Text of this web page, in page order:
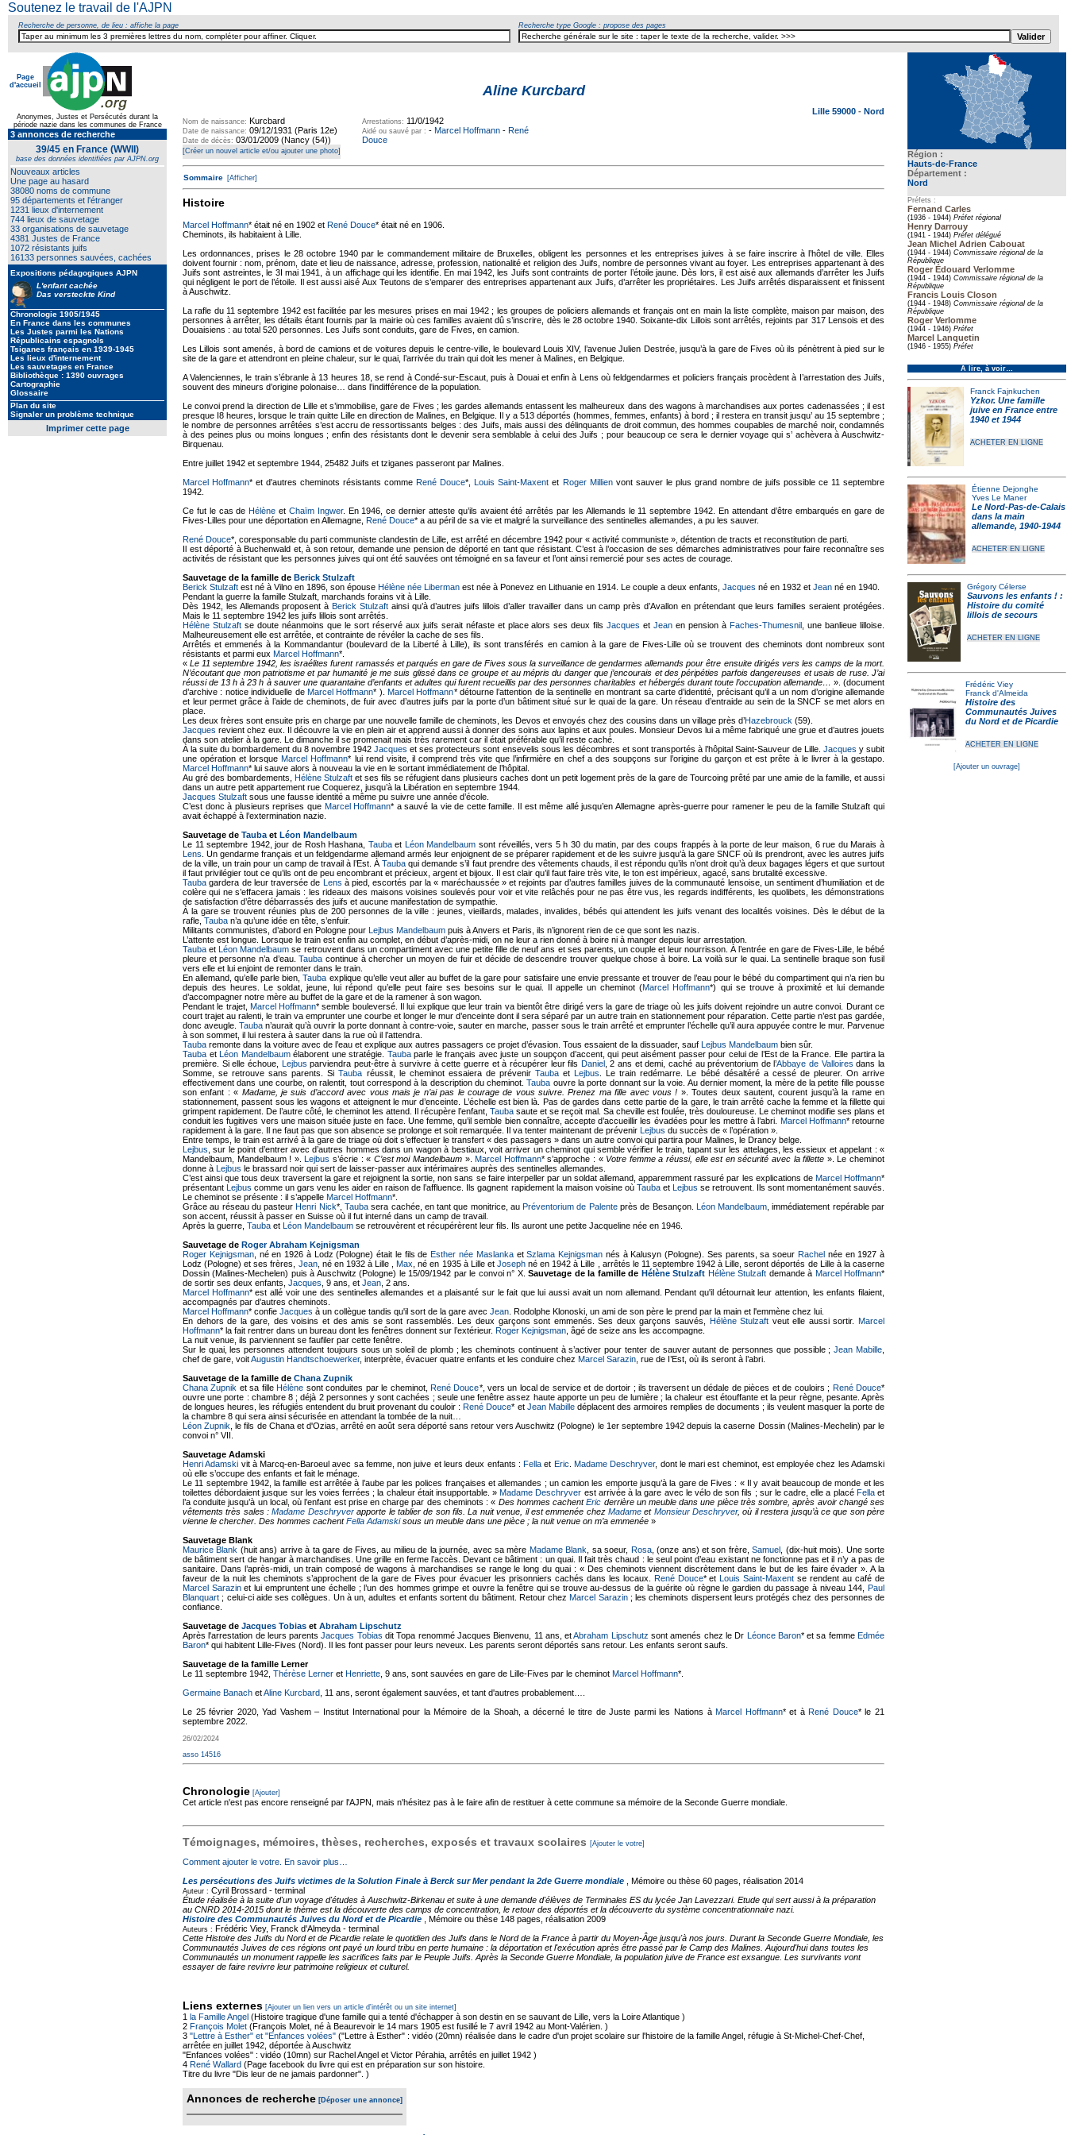
Soutenez le travail de l'AJPN
Recherche de personne, de lieu : affiche la page Recherche type Google : propose des pages
Page
d'accueil
Anonymes, Justes et Persécutés durant la
période nazie dans les communes de France
3 annonces de recherche
39/45 en France (WWII)
base des données identifiées par AJPN.org
Nouveaux articles
Une page au hasard
38080 noms de commune
95 départements et l'étranger
1231 lieux d'internement
744 lieux de sauvetage
33 organisations de sauvetage
4381 Justes de France
1072 résistants juifs
16133 personnes sauvées, cachées
Expositions pédagogiques AJPN
L'enfant cachée
Das versteckte Kind
Chronologie 1905/1945
En France dans les communes
Les Justes parmi les Nations
Républicains espagnols
Tsiganes français en 1939-1945
Les lieux d'internement
Les sauvetages en France
Bibliothèque : 1390 ouvrages
Cartographie
Glossaire
Plan du site
Signaler un problème technique
Imprimer cette page
Région :
Hauts-de-France
Département :
Nord
Préfets :
Fernand Carles
(1936 - 1944) Préfet régional
Henry Darrouy
(1941 - 1944) Préfet délégué
Jean Michel Adrien Cabouat
(1944 - 1944) Commissaire régional de la
République
Roger Édouard Verlomme
(1944 - 1944) Commissaire régional de la
République
Francis Louis Closon
(1944 - 1948) Commissaire régional de la
République
Roger Verlomme
(1944 - 1946) Préfet
Marcel Lanquetin
(1946 - 1955) Préfet
À lire, à voir…
Franck Fajnkuchen
Yzkor. Une famille
juive en France entre
1940 et 1944
ACHETER EN LIGNE
Étienne Dejonghe
Yves Le Maner
Le Nord-Pas-de-Calais
dans la main
allemande, 1940-1944
ACHETER EN LIGNE
Grégory Célerse
Sauvons les enfants ! :
Histoire du comité
lillois de secours
ACHETER EN LIGNE
Frédéric Viey
Franck d'Almeida
Histoire des
Communautés Juives
du Nord et de Picardie
ACHETER EN LIGNE
[Ajouter un ouvrage]
Aline Kurcbard
Lille 59000 - Nord
Nom de naissance: Kurcbard
Date de naissance: 09/12/1931 (Paris 12e)
Date de décès: 03/01/2009 (Nancy (54))
Arrestations: 11/0/1942
Aidé ou sauvé par : - Marcel Hoffmann - René
Douce
[Créer un nouvel article et/ou ajouter une photo]
Sommaire [Afficher]
Histoire
Marcel Hoffmann* était né en 1902 et René Douce* était né en 1906.
Cheminots, ils habitaient à Lille.
Les ordonnances, prises le 28 octobre 1940 par le commandement militaire de Bruxelles, obligent les personnes et les entreprises juives à se faire inscrire à l’hôtel de ville. Elles
doivent fournir : nom, prénom, date et lieu de naissance, adresse, profession, nationalité et religion des Juifs, nombre de personnes vivant au foyer. Les entreprises appartenant à des
Juifs sont astreintes, le 3I mai 1941, à un affichage qui les identifie. En mai 1942, les Juifs sont contraints de porter l’étoile jaune. Dès lors, il est aisé aux allemands d’arrêter les Juifs
qui négligent le port de l’étoile. Il est aussi aisé Aux Teutons de s’emparer des entreprises appartenant aux Juifs, d’arrêter les propriétaires. Les Juifs arrêtés disparaissent et finissent
à Auschwitz.
La rafle du 11 septembre 1942 est facilitée par les mesures prises en mai 1942 ; les groupes de policiers allemands et français ont en main Ia liste complète, maison par maison, des
personnes à arrêter, les détails étant fournis par la mairie où ces familles avaient dû s’inscrire, dès le 28 octobre 1940. Soixante-dix Lillois sont arrêtés, rejoints par 317 Lensois et des
Douaisiens : au total 520 personnes. Les Juifs sont conduits, gare de Fives, en camion.
Les Lillois sont amenés, à bord de camions et de voitures depuis le centre-ville, le boulevard Louis XIV, l’avenue Julien Destrée, jusqu’à la gare de Fives où ils pénètrent à pied sur le
site de la gare et attendront en pleine chaleur, sur le quai, l’arrivée du train qui doit les mener à Malines, en Belgique.
A Valenciennes, le train s’ébranle à 13 heures 18, se rend à Condé-sur-Escaut, puis à Douai et enfin à Lens où feldgendarmes et policiers français procèdent à I’arrestation des Juifs,
souvent des mineurs d’origine polonaise… dans l’indifférence de la population.
Le convoi prend la direction de Lille et s’immobilise, gare de Fives ; les gardes allemands entassent les malheureux dans des wagons à marchandises aux portes cadenassées ; il est
presque I8 heures, lorsque Ie train quitte Lille en direction de Malines, en Belgique. Il y a 513 déportés (hommes, femmes, enfants) à bord ; il restera en transit jusqu’ au 15 septembre ;
le nombre de personnes arrêtées s’est accru de ressortissants belges : des Juifs, mais aussi des délinquants de droit commun, des hommes coupables de marché noir, condamnés
à des peines plus ou moins longues ; enfin des résistants dont le devenir sera semblable à celui des Juifs ; pour beaucoup ce sera le dernier voyage qui s’ achèvera à Auschwitz-
Birquenau.
Entre juillet 1942 et septembre 1944, 25482 Juifs et tziganes passeront par Malines.
Marcel Hoffmann* et d'autres cheminots résistants commeRené Douce*,Louis Saint-Maxent et Roger Millienvont sauver le plus grand nombre de juifs possible ce 11 septembre
1942.
Ce fut le cas deHélène et Chaïm Ingwer. En 1946, ce dernier atteste qu’ils avaient été arrêtés par les Allemands le 11 septembre 1942. En attendant d’être embarqués en gare de
Fives-Lilles pour une déportation en Allemagne, René Douce* a au péril de sa vie et malgré la surveillance des sentinelles allemandes, a pu les sauver.
René Douce*, coresponsable du parti communiste clandestin de Lille, est arrêté en décembre 1942 pour « activité communiste », détention de tracts et reconstitution de parti.
Il est déporté à Buchenwald et, à son retour, demande une pension de déporté en tant que résistant. C’est à l’occasion de ses démarches administratives pour faire reconnaître ses
activités de résistant que les personnes juives qui ont été sauvées ont témoigné en sa faveur et l’ont ainsi remercié pour ses actes de courage.
Sauvetage de la famille de Berick Stulzaft
Berick Stulzaft est né à Vilno en 1896, son épouse Hélène née Liberman est née à Ponevez en Lithuanie en 1914. Le couple a deux enfants, Jacques né en 1932 et Jean né en 1940.
Pendant la guerre la famille Stulzaft, marchands forains vit à Lille.
Dès 1942, les Allemands proposent àBerick Stulzaftainsi qu’à d’autres juifs lillois d’aller travailler dans un camp près d’Avallon en prétendant que leurs familles seraient protégées.
Mais le 11 septembre 1942 les juifs lillois sont arrêtés.
Hélène Stulzaftse doute néanmoins que le sort réservé aux juifs serait néfaste et place alors ses deux filsJacques etJean en pension àFaches-Thumesnil , une banlieue lilloise.
Malheureusement elle est arrêtée, et contrainte de révéler la cache de ses fils.
Arrêtés et emmenés à la Kommandantur (boulevard de la Liberté à Lille), ils sont transférés en camion à la gare de Fives-Lille où se trouvent des cheminots dont nombreux sont
résistants et parmi eux Marcel Hoffmann*.
«Le 11 septembre 1942, les israélites furent ramassés et parqués en gare de Fives sous la surveillance de gendarmes allemands pour être ensuite dirigés vers les camps de la mort.
N’écoutant que mon patriotisme et par humanité je me suis glissé dans ce groupe et au mépris du danger que j’encourais et des péripéties parfois dangereuses et usais de ruse. J’ai
réussi de 13 h à 23 h à sauver une quarantaine d’enfants et adultes qui furent recueillis par des personnes charitables et hébergés durant toute l’occupation allemande… ». (document
d’archive : notice individuelle de Marcel Hoffmann* ).Marcel Hoffmann* détourne l’attention de la sentinelle en montrant sa carte d’identité, précisant qu’il a un nom d’origine allemande
et leur permet grâce à l’aide de cheminots, de fuir avec d’autres juifs par la porte d’un bâtiment situé sur le quai de la gare. Un réseau d’entraide au sein de la SNCF se met alors en
place.
Les deux frères sont ensuite pris en charge par une nouvelle famille de cheminots, les Devos et envoyés chez des cousins dans un village près d’Hazebrouck (59).
Jacques revient chez eux. Il découvre la vie en plein air et apprend aussi à donner des soins aux lapins et aux poules. Monsieur Devos lui a même fabriqué une grue et d’autres jouets
dans son atelier à la gare. Le dimanche il se promenait mais très rarement car il était préférable qu’il reste caché.
À la suite du bombardement du 8 novembre 1942Jacques et ses protecteurs sont ensevelis sous les décombres et sont transportés à l’hôpital Saint-Sauveur de Lille. Jacques y subit
une opération et lorsqueMarcel Hoffmann* lui rend visite, il comprend très vite que l’infirmière en chef a des soupçons sur l’origine du garçon et est prête à le livrer à la gestapo.
Marcel Hoffmann* lui sauve alors à nouveau la vie en le sortant immédiatement de l’hôpital.
Au gré des bombardements, Hélène Stulzaft et ses fils se réfugient dans plusieurs caches dont un petit logement près de la gare de Tourcoing prêté par une amie de la famille, et aussi
dans un autre petit appartement rue Coquerez, jusqu’à la Libération en septembre 1944.
Jacques Stulzaft sous une fausse identité a même pu suivre une année d’école.
C’est donc à plusieurs reprises que Marcel Hoffmann* a sauvé la vie de cette famille. Il est même allé jusqu’en Allemagne après-guerre pour ramener le peu de la famille Stulzaft qui
avait échappé à l’extermination nazie.
Sauvetage de Tauba et Léon Mandelbaum
Le 11 septembre 1942, jour de Rosh Hashana, Taubaet Léon Mandelbaum sont réveillés, vers 5 h 30 du matin, par des coups frappés à la porte de leur maison, 6 rue du Marais à
Lens . Un gendarme français et un feldgendarme allemand armés leur enjoignent de se préparer rapidement et de les suivre jusqu’à la gare SNCF où ils prendront, avec les autres juifs
de la ville, un train pour un camp de travail à l’Est. ÀTauba qui demande s’il faut prendre des vêtements chauds, il est répondu qu’ils n’ont droit qu’à deux bagages légers et que surtout
il faut privilégier tout ce qu’ils ont de peu encombrant et précieux, argent et bijoux. Il est clair qu’il faut faire très vite, le ton est impérieux, agacé, sans brutalité excessive.
Tauba gardera de leur traversée de Lens à pied, escortés par la « maréchaussée » et rejoints par d’autres familles juives de la communauté lensoise, un sentiment d’humiliation et de
colère qui ne s’effacera jamais : les rideaux des maisons voisines soulevés pour voir et vite relâchés pour ne pas être vus, les regards indifférents, les quolibets, les démonstrations
de satisfaction d’être débarrassés des juifs et aucune manifestation de sympathie.
À la gare se trouvent réunies plus de 200 personnes de la ville : jeunes, vieillards, malades, invalides, bébés qui attendent les juifs venant des localités voisines. Dès le début de la
rafle, Tauba n’a qu’une idée en tête, s’enfuir.
Militants communistes, d’abord en Pologne pour Lejbus Mandelbaum puis à Anvers et Paris, ils n’ignorent rien de ce que sont les nazis.
L’attente est longue. Lorsque le train est enfin au complet, en début d’après-midi, on ne leur a rien donné à boire ni à manger depuis leur arrestation.
Tauba etLéon Mandelbaum se retrouvent dans un compartiment avec une petite fille de neuf ans et ses parents, un couple et leur nourrisson. À l’entrée en gare de Fives-Lille, le bébé
pleure et personne n’a d’eau.Tauba continue à chercher un moyen de fuir et décide de descendre trouver quelque chose à boire. La voilà sur le quai. La sentinelle braque son fusil
vers elle et lui enjoint de remonter dans le train.
En allemand, qu’elle parle bien,Tauba explique qu’elle veut aller au buffet de la gare pour satisfaire une envie pressante et trouver de l’eau pour le bébé du compartiment qui n’a rien bu
depuis des heures. Le soldat, jeune, lui répond qu’elle peut faire ses besoins sur le quai. Il appelle un cheminot (Marcel Hoffmann*) qui se trouve à proximité et lui demande
d’accompagner notre mère au buffet de la gare et de la ramener à son wagon.
Pendant le trajet, Marcel Hoffmann* semble bouleversé. Il lui explique que leur train va bientôt être dirigé vers la gare de triage où les juifs doivent rejoindre un autre convoi. Durant ce
court trajet au ralenti, le train va emprunter une courbe et longer le mur d’enceinte dont il sera séparé par un autre train en stationnement pour réparation. Cette partie n’est pas gardée,
donc aveugle.Tauba n’aurait qu’à ouvrir la porte donnant à contre-voie, sauter en marche, passer sous le train arrêté et emprunter l’échelle qu’il aura appuyée contre le mur. Parvenue
à son sommet, il lui restera à sauter dans la rue où il l’attendra.
Tauba remonte dans la voiture avec de l’eau et explique aux autres passagers ce projet d’évasion. Tous essaient de la dissuader, sauf Lejbus Mandelbaum bien sûr.
Tauba etLéon Mandelbaumélaborent une stratégie. Taubaparle le français avec juste un soupçon d’accent, qui peut aisément passer pour celui de l’Est de la France. Elle partira la
première. Si elle échoue, Lejbus parviendra peut-être à survivre à cette guerre et à récupérer leur fils Daniel, 2 ans et demi, caché au préventorium de l’Abbaye de Valloires dans la
Somme, se retrouve sans parents. SiTauba réussit, le cheminot essaiera de prévenir TaubaetLejbus . Le train redémarre. Le bébé désaltéré a cessé de pleurer. On arrive
effectivement dans une courbe, on ralentit, tout correspond à la description du cheminot.Tauba ouvre la porte donnant sur la voie. Au dernier moment, la mère de la petite fille pousse
son enfant : « Madame, je suis d’accord avec vous mais je n’ai pas le courage de vous suivre. Prenez ma fille avec vous ! ». Toutes deux sautent, courent jusqu’à la rame en
stationnement, passent sous les wagons et atteignent le mur d’enceinte. L’échelle est bien là. Pas de gardes dans cette partie de la gare, le train arrêté cache la femme et la fillette qui
grimpent rapidement. De l’autre côté, le cheminot les attend. Il récupère l’enfant, Tauba saute et se reçoit mal. Sa cheville est foulée, très douloureuse. Le cheminot modifie ses plans et
conduit les fugitives vers une maison située juste en face. Une femme, qu’il semble bien connaître, accepte d’accueillir les évadées pour les mettre à l’abri. Marcel Hoffmann* retourne
rapidement à la gare. Il ne faut pas que son absence se prolonge et soit remarquée. Il va tenter maintenant de prévenir Lejbus du succès de « l’opération ».
Entre temps, le train est arrivé à la gare de triage où doit s’effectuer le transfert « des passagers » dans un autre convoi qui partira pour Malines, le Drancy belge.
Lejbus , sur le point d’entrer avec d’autres hommes dans un wagon à bestiaux, voit arriver un cheminot qui semble vérifier le train, tapant sur les attelages, les essieux et appelant : «
Mandelbaum, Mandelbaum ! ».Lejbus s’écrie : « C’est moi Mandelbaum ».Marcel Hoffmann* s’approche : « Votre femme a réussi, elle est en sécurité avec la fillette ». Le cheminot
donne à Lejbus le brassard noir qui sert de laisser-passer aux intérimaires auprès des sentinelles allemandes.
C’est ainsi que tous deux traversent la gare et rejoignent la sortie, non sans se faire interpeller par un soldat allemand, apparemment rassuré par les explications de Marcel Hoffmann*
présentantLejbus comme un gars venu les aider en raison de l’affluence. Ils gagnent rapidement la maison voisine où Taubaet Lejbus se retrouvent. Ils sont momentanément sauvés.
Le cheminot se présente : il s’appelle Marcel Hoffmann*.
Grâce au réseau du pasteurHenri Nick*, Taubasera cachée, en tant que monitrice, auPréventorium de Palenteprès de Besançon. Léon Mandelbaum , immédiatement repérable par
son accent, réussit à passer en Suisse où il fut interné dans un camp de travail.
Après la guerre, Tauba et Léon Mandelbaum se retrouvèrent et récupérèrent leur fils. Ils auront une petite Jacqueline née en 1946.
Sauvetage de Roger Abraham Kejnigsman
Roger Kejnigsman, né en 1926 à Lodz (Pologne) était le fils deEsther née MaslankaetSzlama Kejnigsman nés à Kalusyn (Pologne). Ses parents, sa soeur Rachel née en 1927 à
Lodz (Pologne) et ses frères, Jean, né en 1932 à Lille ,Max , né en 1935 à Lille et Josephné en 1942 à Lille , arrêtés le 11 septembre 1942 à Lille, seront déportés de Lille à la caserne
Dossin (Malines-Mechelen) puis à Auschwitz (Pologne) le 15/09/1942 par le convoi n° X.Sauvetage de la famille de Hélène Stulzaft Hélène Stulzaft demande à Marcel Hoffmann*
de sortir ses deux enfants, Jacques , 9 ans, et Jean , 2 ans.
Marcel Hoffmann* est allé voir une des sentinelles allemandes et a plaisanté sur le fait que lui aussi avait un nom allemand. Pendant qu'il détournait leur attention, les enfants filaient,
accompagnés par d’autres cheminots.
Marcel Hoffmann* confie Jacques à un collègue tandis qu'il sort de la gare avec Jean . Rodolphe Klonoski, un ami de son père le prend par la main et l'emmène chez lui.
En dehors de la gare, des voisins et des amis se sont rassemblés. Les deux garçons sont emmenés. Ses deux garçons sauvés, Hélène Stulzaft veut elle aussi sortir.Marcel
Hoffmann* la fait rentrer dans un bureau dont les fenêtres donnent sur l’extérieur. Roger Kejnigsman , âgé de seize ans les accompagne.
La nuit venue, ils parviennent se faufiler par cette fenêtre.
Sur le quai, les personnes attendent toujours sous un soleil de plomb ; les cheminots continuent à s’activer pour tenter de sauver autant de personnes que possible ;Jean Mabille
chef de gare, voitAugustin Handtschoewerker, interprète, évacuer quatre enfants et les conduire chez Marcel Sarazin , rue de I’Est, où ils seront à l’abri.
Sauvetage de la famille de Chana Zupnik
Chana Zupnik et sa filleHélène sont conduites par le cheminot,René Douce*, vers un local de service et de dortoir ; ils traversent un dédale de pièces et de couloirs ; René Douce*
ouvre une porte : chambre 8 ; déjà 2 personnes y sont cachées ; seule une fenêtre assez haute apporte un peu de lumière ; la chaleur est étouffante et la peur règne, pesante. Après
de longues heures, les réfugiés entendent du bruit provenant du couloir :René Douce* et Jean Mabilledéplacent des armoires remplies de documents ; ils veulent masquer la porte de
la chambre 8 qui sera ainsi sécurisée en attendant la tombée de la nuit…
Léon Zupnik , le fils de Chana et d'Ozias, arrêté en août sera déporté sans retour vers Auschwitz (Pologne) le 1er septembre 1942 depuis la caserne Dossin (Malines-Mechelin) par le
convoi n° VII.
Sauvetage Adamski
Henri Adamski vit à Marcq-en-Baroeul avec sa femme, non juive et leurs deux enfants :Fella et Eric Madame Deschryver, dont le mari est cheminot, est employée chez les Adamski
où elle s’occupe des enfants et fait le ménage.
Le 11 septembre 1942, la famille est arrêtée à l’aube par les polices françaises et allemandes ; un camion les emporte jusqu’à la gare de Fives : « Il y avait beaucoup de monde et les
toilettes débordaient jusque sur les voies ferrées ; la chaleur était insupportable. »Madame Deschryver est arrivée à la gare avec le vélo de son fils ; sur le cadre, elle a placé Fellaet
l’a conduite jusqu’à un local, où l’enfant est prise en charge par des cheminots : « Des hommes cachentEric derrière un meuble dans une pièce très sombre, après avoir changé ses
vêtements très sales :Madame Deschryverapporte le tablier de son fils. La nuit venue, il est emmenée chez Madameet Monsieur Deschryver, où il restera jusqu’à ce que son père
vienne le chercher. Des hommes cachentFella Adamskisous un meuble dans une pièce ; la nuit venue on m’a emmenée »
Sauvetage Blank
Maurice Blank (huit ans) arrive à ta gare de Fives, au milieu de la journée, avec sa mère Madame Blank , sa soeur, Rosa, (onze ans) et son frère,Samuel , (dix-huit mois). Une sorte
de bâtiment sert de hangar à marchandises. Une grille en ferme l’accès. Devant ce bâtiment : un quai. Il fait très chaud : le seul point d’eau existant ne fonctionne pas et il n’y a pas de
sanitaire. Dans l’après-midi, un train composé de wagons à marchandises se range le long du quai : « Des cheminots viennent discrètement dans le but de les faire évader ». A la
faveur de la nuit les cheminots s’approchent de la gare de Fives pour évacuer les prisonniers cachés dans les locaux. René Douce* etLouis Saint-Maxent se rendent au café de
Marcel Sarazinet lui empruntent une échelle ; l’un des hommes grimpe et ouvre la fenêtre qui se trouve au-dessus de la guérite où règne le gardien du passage à niveau 144, Paul
Blanquart ; celui-ci aide ses collègues. Un à un, adultes et enfants sortent du bâtiment. Retour chezMarcel Sarazin; les cheminots dispersent leurs protégés chez des personnes de
confiance.
Sauvetage de Jacques Tobias et Abraham Lipschutz
Après l'arrestation de leurs parentsJacques Tobias dit Topa renommé Jacques Bienvenu, 11 ans, etAbraham Lipschutz sont amenés chez le Dr Léonce Baron* et sa femmeEdmée
Baron* qui habitent Lille-Fives (Nord). Il les font passer pour leurs neveux. Les parents seront déportés sans retour. Les enfants seront saufs.
Sauvetage de la famille Lerner
Le 11 septembre 1942, Thérèse Lerner et Henriette , 9 ans, sont sauvées en gare de Lille-Fives par le cheminot Marcel Hoffmann*.
Germaine Banach etAline Kurcbard , 11 ans, seront également sauvées, et tant d'autres probablement….
Le 25 février 2020, Yad Vashem – Institut International pour la Mémoire de la Shoah, a décerné le titre de Juste parmi les Nations àMarcel Hoffmann* et àRené Douce* le 21
septembre 2022.
26/02/2024
asso 14516
Chronologie [Ajouter]
Cet article n'est pas encore renseigné par l'AJPN, mais n'hésitez pas à le faire afin de restituer à cette commune sa mémoire de la Seconde Guerre mondiale.
Témoignages, mémoires, thèses, recherches, exposés et travaux scolaires [Ajouter le votre]
Comment ajouter le votre. En savoir plus…
Les persécutions des Juifs victimes de la Solution Finale à Berck sur Mer pendant la 2de Guerre mondiale
, Mémoire ou thèse 60 pages, réalisation 2014
Auteur : Cyril Brossard - terminal
Étude réalisée à la suite d'un voyage d'études à Auschwitz-Birkenau et suite à une demande d'élèves de Terminales ES du lycée Jan Lavezzari. Etude qui sert aussi à la préparation
au CNRD 2014-2015 dont le thème est la découverte des camps de concentration, le retour des déportés et la découverte du système concentrationnaire nazi.
Histoire des Communautés Juives du Nord et de Picardie , Mémoire ou thèse 148 pages, réalisation 2009
Auteurs : Frédéric Viey, Franck d'Almeyda - terminal
Cette Histoire des Juifs du Nord et de Picardie relate le quotidien des Juifs dans le Nord de la France à partir du Moyen-Âge jusqu'à nos jours. Durant la Seconde Guerre Mondiale, les
Communautés Juives de ces régions ont payé un lourd tribu en perte humaine : la déportation et l'exécution après être passé par le Camp des Malines. Aujourd'hui dans toutes les
Communautés un monument rappelle les sacrifices faits par le Peuple Juifs. Après la Seconde Guerre Mondiale, la population juive de France est exsangue. Les survivants vont
essayer de faire revivre leur patrimoine religieux et culturel.
Liens externes [Ajouter un lien vers un article d'intérêt ou un site internet]
1 la Famille Angel (Histoire tragique d'une famille qui a tenté d'échapper à son destin en se sauvant de Lille, vers la Loire Atlantique )
2 François Molet (François Molet, né à Beaurevoir le 14 mars 1905 est fusillé le 7 avril 1942 au Mont-Valérien. )
3 "Lettre à Esther" et "Enfances volées" ("Lettre à Esther" : vidéo (20mn) réalisée dans le cadre d'un projet scolaire sur l'histoire de la famille Angel, réfugie à St-Michel-Chef-Chef,
arrêtée en juillet 1942, déportée à Auschwitz
"Enfances volées" : vidéo (10mn) sur Rachel Angel et Victor Pérahia, arrêtés en juillet 1942 )
4 René Wallard (Page facebook du livre qui est en préparation sur son histoire.
Titre du livre "Dis leur de ne jamais pardonner". )
Annonces de recherche [Déposer une annonce]